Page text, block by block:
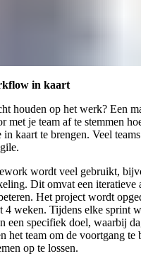
in kaart
houden op het werk? Een
met je team af te stemmen
in kaart te brengen. Veel
wordt veel gebruikt,
Dit omvat een iteratieve
Het project wordt
4 weken. Tijdens elke sprint
een specifiek doel, waarbij
het team om de voortgang te
op te lossen.